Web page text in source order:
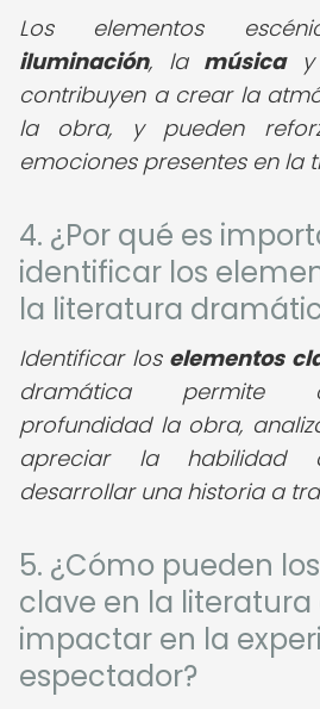
Los elementos
iluminación, la músicay
contribuyen a crear la
la obra, y pueden
emociones presentes en la
4. ¿Por qué es
identificar los
la literatura
Identificar los elementos
dramática permite
profundidad la obra,
apreciar la habilidad
desarrollar una historia a
5. ¿Cómo pueden
clave en la
impactar en la
espectador?